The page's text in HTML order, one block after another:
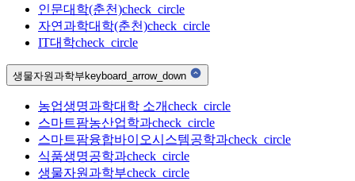
인문대학(춘천)check_circle
자연과학대학(춘천)check_circle
IT대학check_circle
생물자원과학부keyboard_arrow_down
농업생명과학대학 소개check_circle
스마트팜농산업학과check_circle
스마트팜융합바이오시스템공학과check_circle
식품생명공학과check_circle
생물자원과학부check_circle